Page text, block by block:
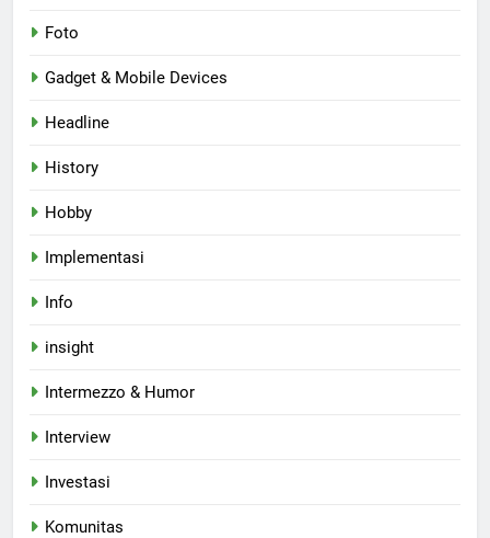
Foto
Gadget & Mobile Devices
Headline
History
Hobby
Implementasi
Info
insight
Intermezzo & Humor
Interview
Investasi
Komunitas